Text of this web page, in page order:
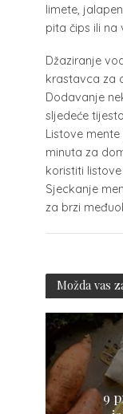
limete,
pita čips ili na
Džaziranje
krastavca za
Dodavanje
sljedeće
Listove
minuta za
koristiti
Sjeckanje
za brzi
Možda vas
9